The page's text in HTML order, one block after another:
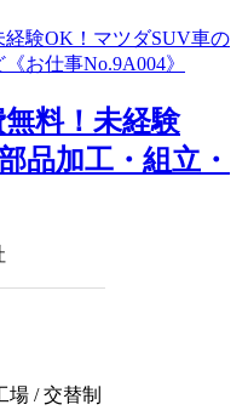
無料！未経験
品加工・組立・
場 / 交替制